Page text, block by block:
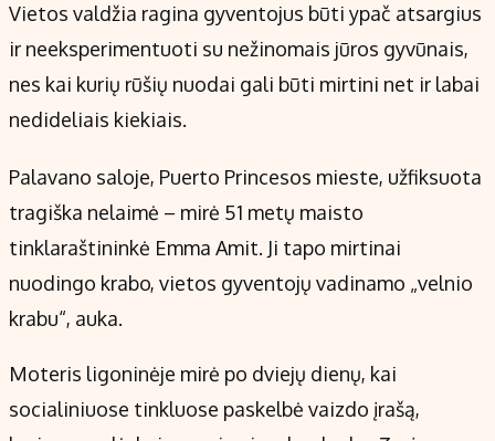
Vietos valdžia ragina gyventojus būti ypač atsargius
ir neeksperimentuoti su nežinomais jūros gyvūnais,
nes kai kurių rūšių nuodai gali būti mirtini net ir labai
nedideliais kiekiais.
Palavano saloje, Puerto Princesos mieste, užfiksuota
tragiška nelaimė – mirė 51 metų maisto
tinklaraštininkė Emma Amit. Ji tapo mirtinai
nuodingo krabo, vietos gyventojų vadinamo „velnio
krabu“, auka.
Moteris ligoninėje mirė po dviejų dienų, kai
socialiniuose tinkluose paskelbė vaizdo įrašą,